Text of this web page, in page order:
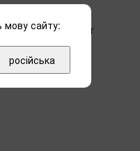
пробка, паркет
мову сайту:
російська